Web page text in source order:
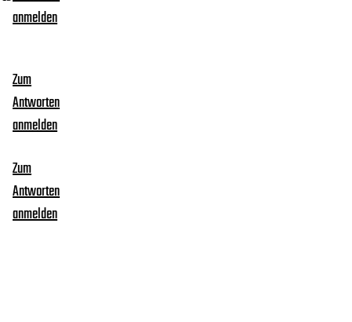
anmelden
Zum
Antworten
anmelden
Zum
Antworten
anmelden